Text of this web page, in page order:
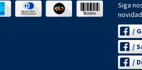
Siga
/
/
/